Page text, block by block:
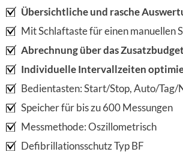
Übersichtliche und rasche
Mit Schlaftaste für einen manuellen
Abrechnung über das
Individuelle Intervallzeiten
Bedientasten: Start/Stop, Auto/Tag/
Speicher für bis zu 600 Messungen
Messmethode: Oszillometrisch
Defibrillationsschutz Typ BF